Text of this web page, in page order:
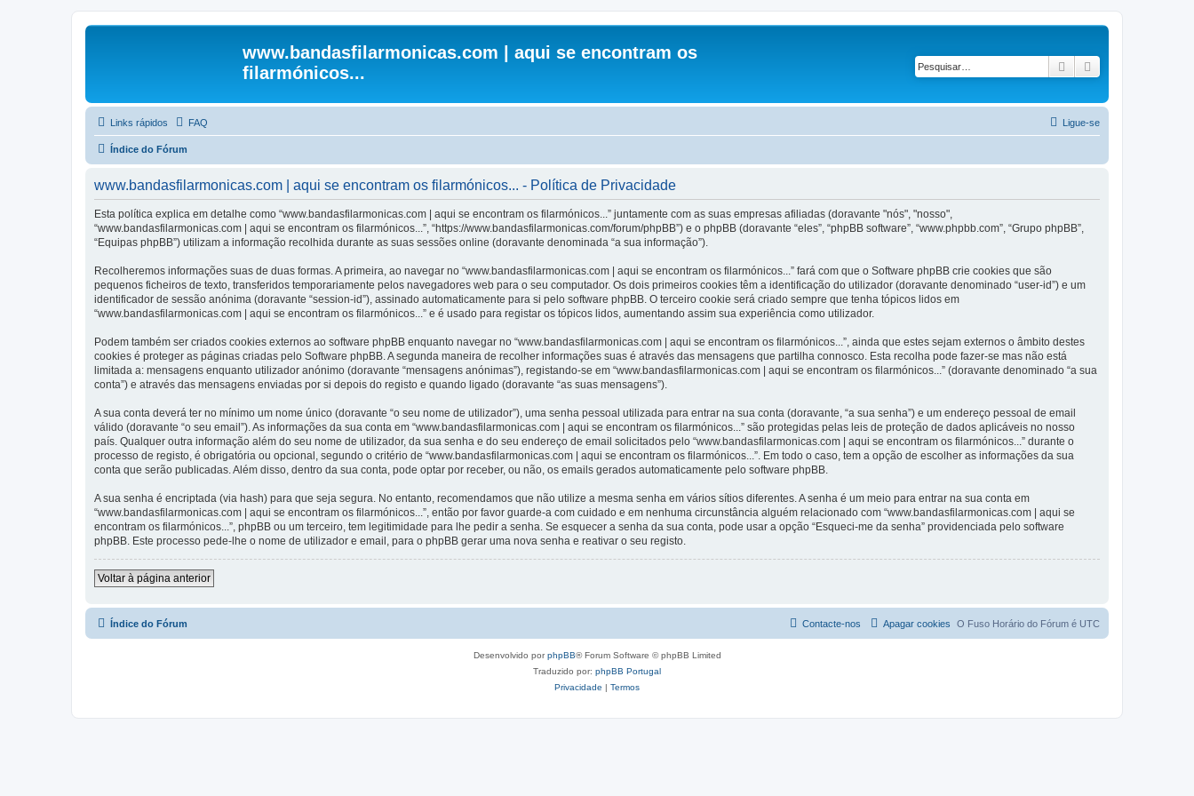
www.bandasfilarmonicas.com | aqui se encontram os
filarmónicos...
Pesquisar
Links rápidos FAQ Ligue-se
Índice do Fórum
www.bandasfilarmonicas.com | aqui se encontram os filarmónicos... - Política de Privacidade
Esta política explica em detalhe como “www.bandasfilarmonicas.com | aqui se encontram os filarmónicos...” juntamente com as suas empresas afiliadas (doravante "nós", "nosso",
“www.bandasfilarmonicas.com | aqui se encontram os filarmónicos...”, “https://www.bandasfilarmonicas.com/forum/phpBB”) e o phpBB (doravante “eles”, “phpBB software”, “www.phpbb.com”, “Grupo phpBB”,
“Equipas phpBB”) utilizam a informação recolhida durante as suas sessões online (doravante denominada “a sua informação”).
Recolheremos informações suas de duas formas. A primeira, ao navegar no “www.bandasfilarmonicas.com | aqui se encontram os filarmónicos...” fará com que o Software phpBB crie cookies que são
pequenos ficheiros de texto, transferidos temporariamente pelos navegadores web para o seu computador. Os dois primeiros cookies têm a identificação do utilizador (doravante denominado “user-id”) e um
identificador de sessão anónima (doravante “session-id”), assinado automaticamente para si pelo software phpBB. O terceiro cookie será criado sempre que tenha tópicos lidos em
“www.bandasfilarmonicas.com | aqui se encontram os filarmónicos...” e é usado para registar os tópicos lidos, aumentando assim sua experiência como utilizador.
Podem também ser criados cookies externos ao software phpBB enquanto navegar no “www.bandasfilarmonicas.com | aqui se encontram os filarmónicos...”, ainda que estes sejam externos o âmbito destes
cookies é proteger as páginas criadas pelo Software phpBB. A segunda maneira de recolher informações suas é através das mensagens que partilha connosco. Esta recolha pode fazer-se mas não está
limitada a: mensagens enquanto utilizador anónimo (doravante “mensagens anónimas”), registando-se em “www.bandasfilarmonicas.com | aqui se encontram os filarmónicos...” (doravante denominado “a sua
conta”) e através das mensagens enviadas por si depois do registo e quando ligado (doravante “as suas mensagens”).
A sua conta deverá ter no mínimo um nome único (doravante “o seu nome de utilizador”), uma senha pessoal utilizada para entrar na sua conta (doravante, “a sua senha”) e um endereço pessoal de email
válido (doravante “o seu email”). As informações da sua conta em “www.bandasfilarmonicas.com | aqui se encontram os filarmónicos...” são protegidas pelas leis de proteção de dados aplicáveis no nosso
país. Qualquer outra informação além do seu nome de utilizador, da sua senha e do seu endereço de email solicitados pelo “www.bandasfilarmonicas.com | aqui se encontram os filarmónicos...” durante o
processo de registo, é obrigatória ou opcional, segundo o critério de “www.bandasfilarmonicas.com | aqui se encontram os filarmónicos...”. Em todo o caso, tem a opção de escolher as informações da sua
conta que serão publicadas. Além disso, dentro da sua conta, pode optar por receber, ou não, os emails gerados automaticamente pelo software phpBB.
A sua senha é encriptada (via hash) para que seja segura. No entanto, recomendamos que não utilize a mesma senha em vários sítios diferentes. A senha é um meio para entrar na sua conta em
“www.bandasfilarmonicas.com | aqui se encontram os filarmónicos...”, então por favor guarde-a com cuidado e em nenhuma circunstância alguém relacionado com “www.bandasfilarmonicas.com | aqui se
encontram os filarmónicos...”, phpBB ou um terceiro, tem legitimidade para lhe pedir a senha. Se esquecer a senha da sua conta, pode usar a opção “Esqueci-me da senha” providenciada pelo software
phpBB. Este processo pede-lhe o nome de utilizador e email, para o phpBB gerar uma nova senha e reativar o seu registo.
Voltar à página anterior
Índice do Fórum O Fuso Horário do Fórum é UTC
Apagar cookies
Contacte-nos
Desenvolvido porphpBB® Forum Software © phpBB Limited
Traduzido por: phpBB Portugal
Privacidade | Termos